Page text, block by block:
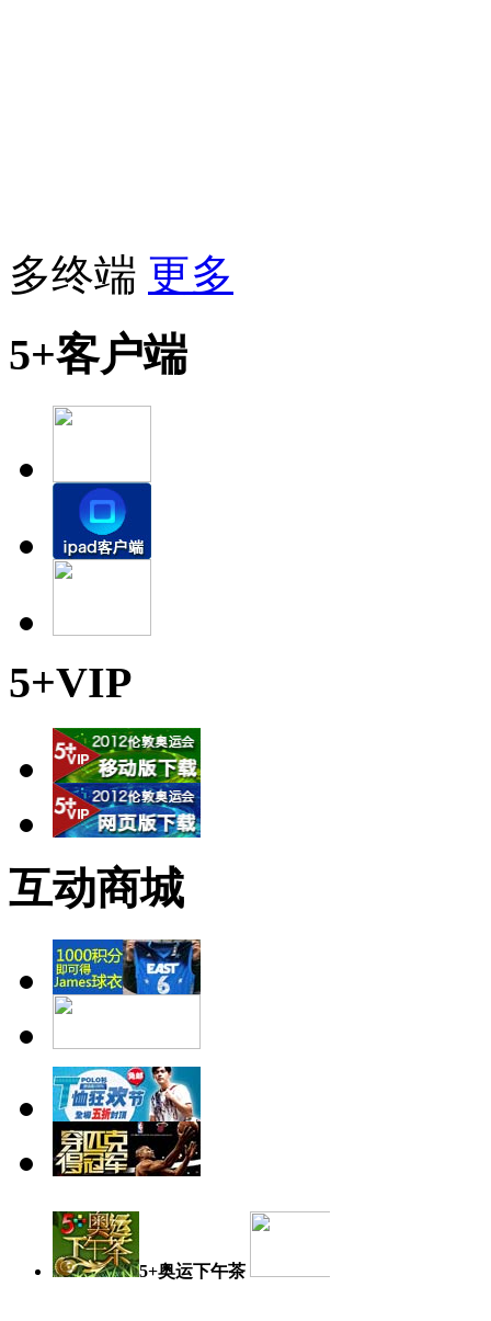
多终端 更多
5+客户端
5+VIP
互动商城
5+奥运下午茶